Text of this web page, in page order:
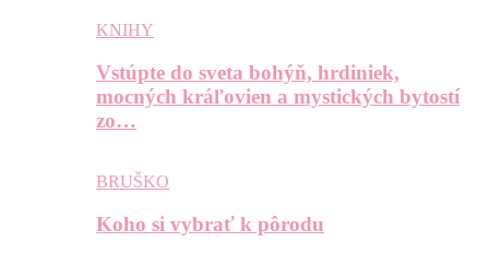
KNIHY
Vstúpte do sveta bohýň, hrdiniek,
mocných kráľovien a mystických bytostí
zo…
BRUŠKO
Koho si vybrať k pôrodu